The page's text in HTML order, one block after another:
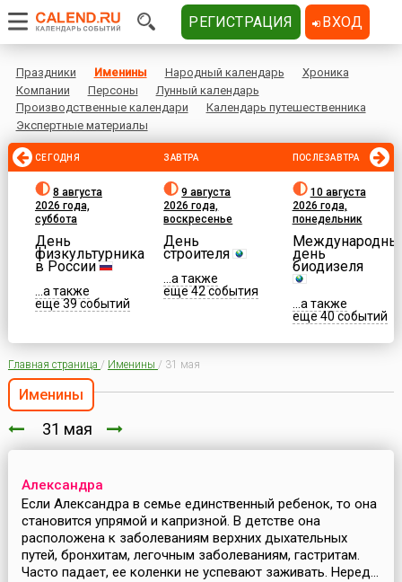
Праздники Именины Народный календарь
Хроника
Компании
Персоны
Лунный календарь
Производственные календари
Календарь путешественника
Экспертные материалы
СЕГОДНЯ
8 августа
2026 года,
суббота
День
физкультурника
в России
...а также
еще 39 событий
ЗАВТРА
9 августа
2026 года,
воскресенье
День
строителя
...а также
еще 42 события
ПОСЛЕЗАВТРА
10 августа
2026 года,
понедельник
день
биодизеля
...а также
еще 40 событий
Главная страница / Именины / 31 мая
Именины
31 мая
Александра
Если Александра в семье единственный ребенок, то она
становится упрямой и капризной. В детстве она
расположена к заболеваниям верхних дыхательных
путей, бронхитам, легочным заболеваниям, гастритам.
Часто падает, ее коленки не успевают заживать. Неред...
РЕГИСТРАЦИЯ ВХОД